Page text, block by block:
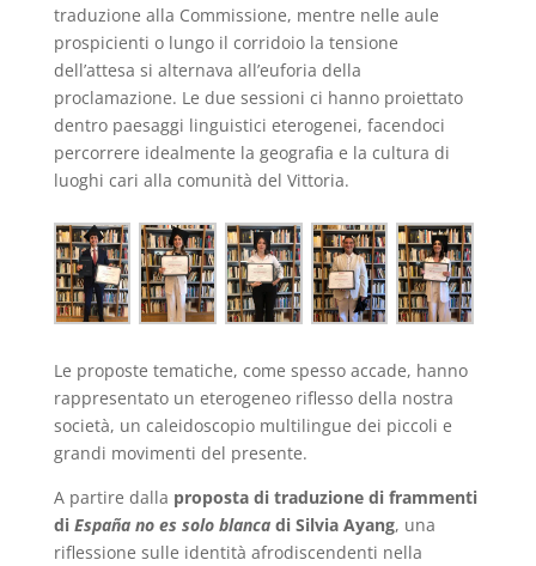
traduzione alla Commissione, mentre nelle aule
prospicienti o lungo il corridoio la tensione
dell’attesa si alternava all’euforia della
proclamazione. Le due sessioni ci hanno proiettato
dentro paesaggi linguistici eterogenei, facendoci
percorrere idealmente la geografia e la cultura di
luoghi cari alla comunità del Vittoria.
Le proposte tematiche, come spesso accade, hanno
rappresentato un eterogeneo riflesso della nostra
società, un caleidoscopio multilingue dei piccoli e
grandi movimenti del presente.
A partire dalla proposta di traduzione di frammenti
di España no es solo blancadi Silvia Ayang, una
riflessione sulle identità afrodiscendenti nella